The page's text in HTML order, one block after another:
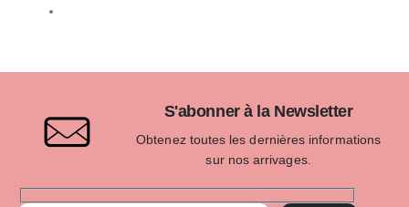
S'abonner à la Newsletter
Obtenez toutes les dernières informations
sur nos arrivages.